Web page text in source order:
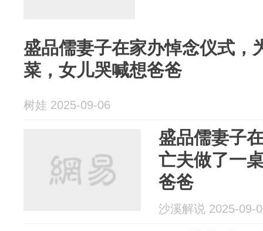
盛品儒妻子在家办悼念仪式，
菜，女儿哭喊想爸爸
树娃 2025-09-06
盛品儒妻子
亡夫做了一
爸爸
沙溪解说 2025-09-